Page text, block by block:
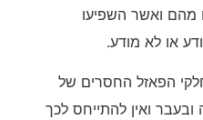
מהם ואשר השפיעו
או לא מודע.
הפאזל החסרים של
ואין להתייחס לכך